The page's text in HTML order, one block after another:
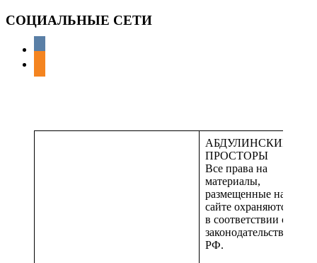
СОЦИАЛЬНЫЕ СЕТИ
АБДУЛИНСКИЕ
ПРОСТОРЫ
Все права на
материалы,
размещенные на
сайте охраняются
в соответствии с
законодательством
РФ.